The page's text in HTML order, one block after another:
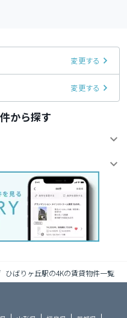
変更する
変更する
から探す
ひばりヶ丘駅の4Kの賃貸物件一覧